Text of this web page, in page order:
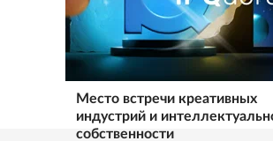
Место встречи креативных
индустрий и
собственности